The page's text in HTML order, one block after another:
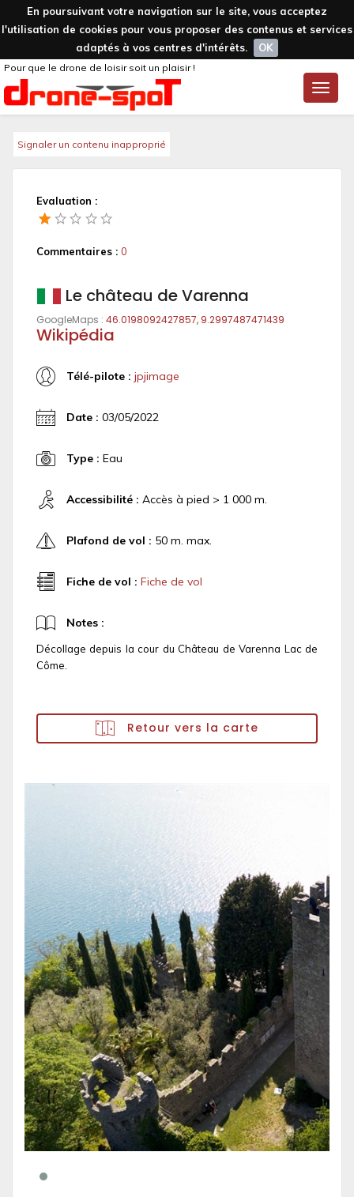
En poursuivant votre navigation sur le site, vous acceptez
l'utilisation de cookies pour vous proposer des contenus et services
adaptés à vos centres d'intérêts.
OK
Toggle
Pour que le drone de loisir soit un plaisir !
Signaler un contenu inapproprié
Evaluation :
Commentaires : 0
Le château de Varenna
GoogleMaps : 46.0198092427857, 9.2997487471439
Wikipédia
Télé-pilote : jpjimage
Date : 03/05/2022
Type : Eau
Accessibilité : Accès à pied > 1 000 m.
Plafond de vol : 50 m. max.
Fiche de vol : Fiche de vol
Notes :
Décollage depuis la cour du Château de Varenna Lac de
Côme.
Retour vers la carte